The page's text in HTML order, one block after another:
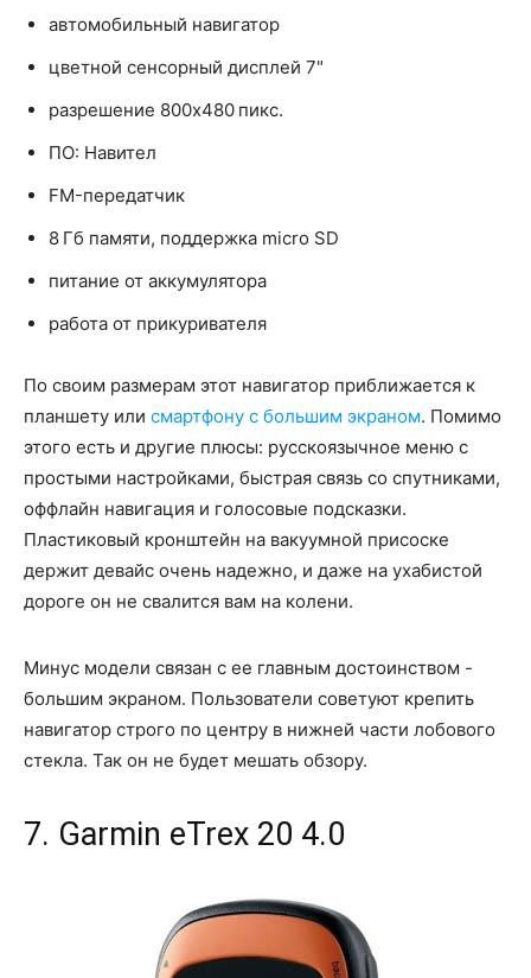
автомобильный навигатор
цветной сенсорный дисплей 7"
разрешение 800x480 пикс.
ПО: Навител
FM-передатчик
8 Гб памяти, поддержка micro SD
питание от аккумулятора
работа от прикуривателя
По своим размерам этот навигатор приближается к
планшету или смартфону с большим экраном. Помимо
этого есть и другие плюсы: русскоязычное меню с
простыми настройками, быстрая связь со спутниками,
оффлайн навигация и голосовые подсказки.
Пластиковый кронштейн на вакуумной присоске
держит девайс очень надежно, и даже на ухабистой
дороге он не свалится вам на колени.
Минус модели связан с ее главным достоинством -
большим экраном. Пользователи советуют крепить
навигатор строго по центру в нижней части лобового
стекла. Так он не будет мешать обзору.
7. Garmin eTrex 20 4.0